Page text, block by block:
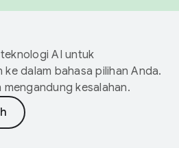
AI untuk
dalam bahasa pilihan Anda.
mengandung kesalahan.